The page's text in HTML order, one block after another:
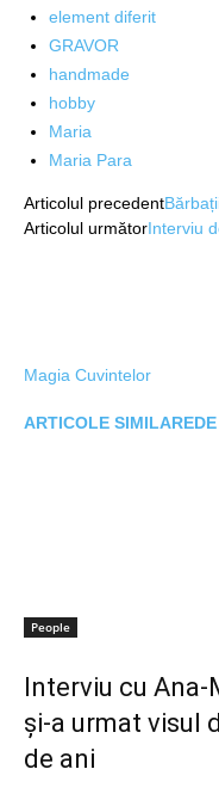
element diferit
GRAVOR
handmade
hobby
Maria
Maria Para
Articolul precedent
Articolul următorInterviu
Magia Cuvintelor
ARTICOLE SIMILARE
People
Interviu cu Ana-
și-a urmat visul
de ani